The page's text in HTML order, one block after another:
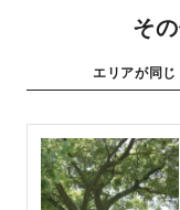
そ
エリアが同じ